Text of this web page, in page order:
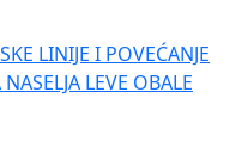
LINIJE I POVEĆANJE
LEVE OBALE